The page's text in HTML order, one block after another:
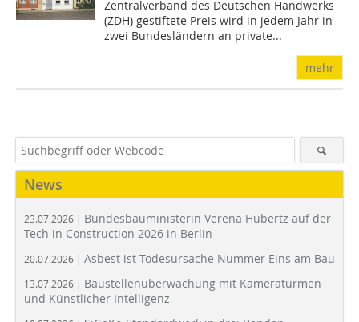
Zentralverband des Deutschen Handwerks
(ZDH) gestiftete Preis wird in jedem Jahr in
zwei Bundesländern an private...
mehr
News
23.07.2026 | Bundesbauministerin Verena Hubertz auf der
Tech in Construction 2026 in Berlin
20.07.2026 | Asbest ist Todesursache Nummer Eins am Bau
13.07.2026 | Baustellenüberwachung mit Kameratürmen
und Künstlicher Intelligenz